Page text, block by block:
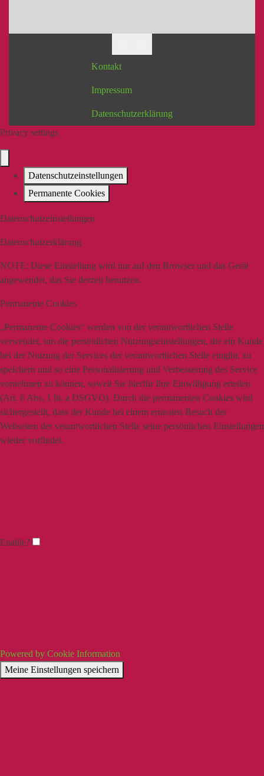
Kontakt
Impressum
Datenschutzerklärung
Privacy settings
Datenschutzeinstellungen
Permanente Cookies
Datenschutzeinstellungen
Datenschutzerklärung
NOTE: Diese Einstellung wird nur auf den Browser und das Gerät
angewendet, das Sie derzeit benutzen.
Permanente Cookies
„Permanente Cookies“ werden von der verantwortlichen Stelle
verwendet, um die persönlichen Nutzungseinstellungen, die ein Kunde
bei der Nutzung der Services der verantwortlichen Stelle eingibt, zu
speichern und so eine Personalisierung und Verbesserung des Service
vornehmen zu können, soweit Sie hierfür Ihre Einwilligung erteilen
(Art. 6 Abs. 1 lit. a DSGVO). Durch die permanenten Cookies wird
sichergestellt, dass der Kunde bei einem erneuten Besuch der
Webseiten der verantwortlichen Stelle seine persönlichen Einstellungen
wieder vorfindet.
Enable?
Powered by Cookie Information
Meine Einstellungen speichern